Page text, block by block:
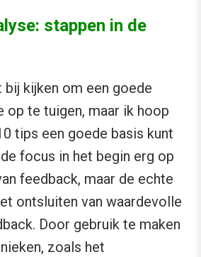
stappen in de
kijken om een goede
op te tuigen, maar ik hoop
tips een goede basis kunt
focus in het begin erg op
feedback, maar de echte
ontsluiten van waardevolle
Door gebruik te maken
zoals het